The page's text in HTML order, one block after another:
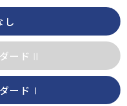
し
ードⅡ
ードⅠ